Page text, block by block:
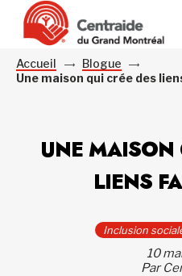
Accueil
Blogue
Une maison qui crée des
UNE MAISON
LIENS
Inclusion
10
Par